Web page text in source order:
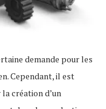
demande pour les
Cependant, il est
création d’un